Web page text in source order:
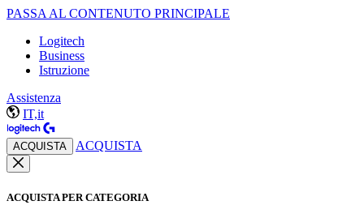
PASSA AL CONTENUTO PRINCIPALE
Logitech
Business
Istruzione
Assistenza
IT,it
ACQUISTA ACQUISTA
ACQUISTA PER CATEGORIA